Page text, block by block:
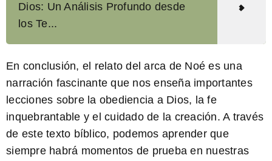
Dios: Un Análisis Profundo desde
los Te...
En conclusión, el relato del arca de Noé es una
narración fascinante que nos enseña importantes
lecciones sobre la obediencia a Dios, la fe
inquebrantable y el cuidado de la creación. A través
de este texto bíblico, podemos aprender que
siempre habrá momentos de prueba en nuestras